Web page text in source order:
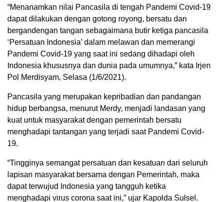
“Menanamkan nilai Pancasila di tengah Pandemi Covid-19
dapat dilakukan dengan gotong royong, bersatu dan
bergandengan tangan sebagaimana butir ketiga pancasila
‘Persatuan Indonesia’ dalam melawan dan memerangi
Pandemi Covid-19 yang saat ini sedang dihadapi oleh
Indonesia khususnya dan dunia pada umumnya,” kata Irjen
Pol Merdisyam, Selasa (1/6/2021).
Pancasila yang merupakan kepribadian dan pandangan
hidup berbangsa, menurut Merdy, menjadi landasan yang
kuat untuk masyarakat dengan pemerintah bersatu
menghadapi tantangan yang terjadi saat Pandemi Covid-
19.
“Tingginya semangat persatuan dan kesatuan dari seluruh
lapisan masyarakat bersama dengan Pemerintah, maka
dapat terwujud Indonesia yang tangguh ketika
menghadapi virus corona saat ini,” ujar Kapolda Sulsel.